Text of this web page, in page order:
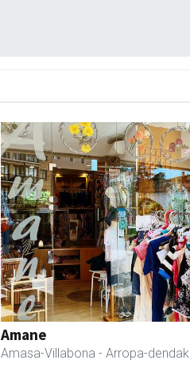
Amane
Amasa-Villabona - Arropa-dendak